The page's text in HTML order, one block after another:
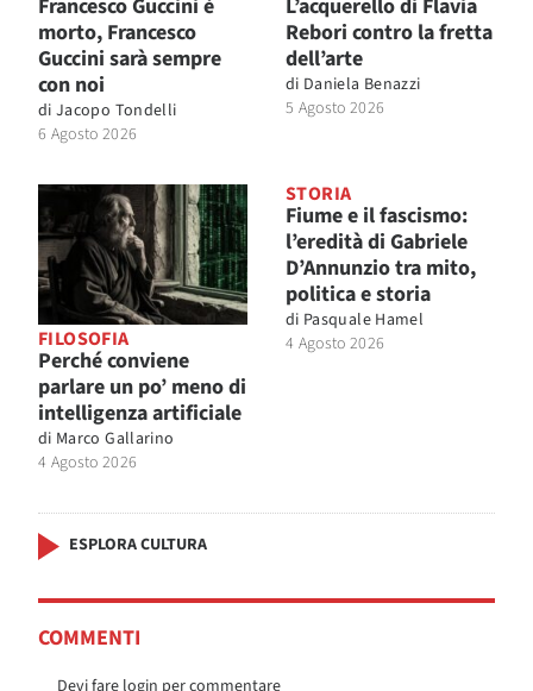
Francesco Guccini è
morto, Francesco
Guccini sarà sempre
con noi
di Jacopo Tondelli
6 Agosto 2026
L’acquerello di Flavia
Rebori contro la fretta
dell’arte
di Daniela Benazzi
5 Agosto 2026
FILOSOFIA
Perché conviene
parlare un po’ meno di
intelligenza artificiale
di Marco Gallarino
4 Agosto 2026
STORIA
Fiume e il fascismo:
l’eredità di Gabriele
D’Annunzio tra mito,
politica e storia
di Pasquale Hamel
4 Agosto 2026
ESPLORA CULTURA
COMMENTI
Devi fare login per commentare